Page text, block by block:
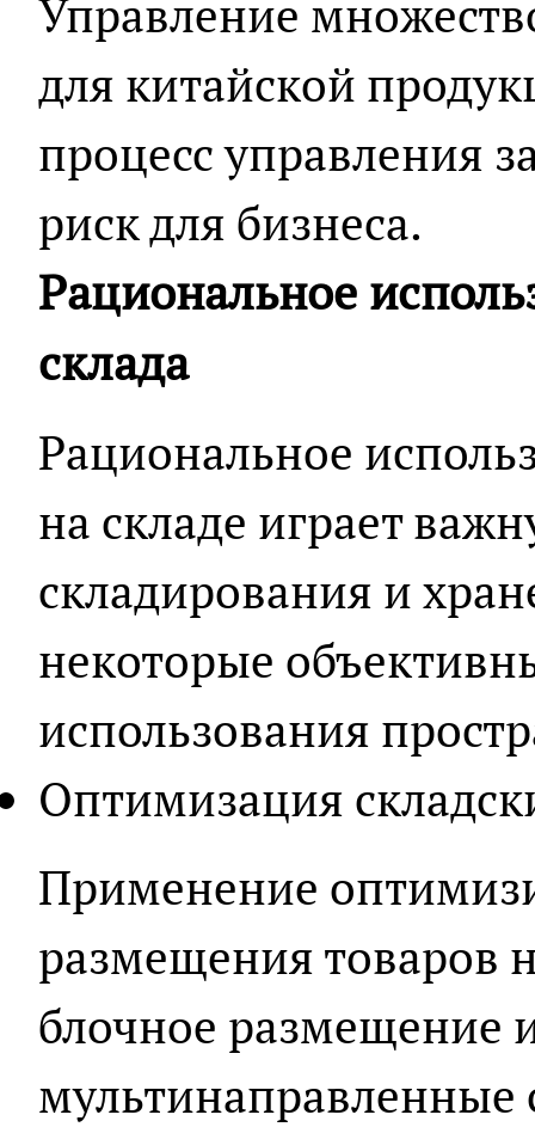
Управление
для китайской
процесс управления
риск для бизнеса.
Рациональное
склада
Рациональное
на складе играет
складирования и
некоторые
использования
Оптимизация
Применение
размещения товаров
блочное размещение
мультинаправленные